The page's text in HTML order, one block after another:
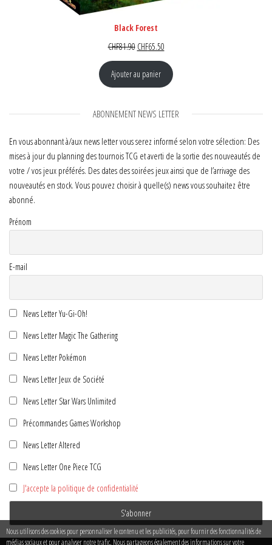
Black Forest
CHF81.90 Le prix initial était : CHF81.90.
CHF65.50Le prix actuel est : CHF65.50.
Ajouter au panier
ABONNEMENT NEWS LETTER
En vous abonnant à/aux news letter vous serez informé selon votre sélection: Des
mises à jour du planning des tournois TCG et averti de la sortie des nouveautés de
votre / vos jeux préférés. Des dates des soirées jeux ainsi que de l’arrivage des
nouveautés en stock. Vous pouvez choisir à quelle(s) news vous souhaitez être
abonné.
Prénom
E-mail
News Letter Yu-Gi-Oh!
News Letter Magic The Gathering
News Letter Pokémon
News Letter Jeux de Société
News Letter Star Wars Unlimited
Précommandes Games Workshop
News Letter Altered
News Letter One Piece TCG
J'accepte la politique de confidentialité
Nous utilisons des cookies pour personnaliser le contenu et les publicités, pour fournir des fonctionnalités de
médias sociaux et pour analyser notre trafic. Nous partageons également des informations sur votre